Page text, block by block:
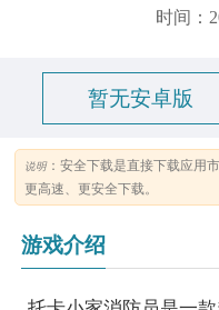
时间：
暂无安卓版
说明：安全下载是直接下载应用
更高速、更安全下载。
游戏介绍